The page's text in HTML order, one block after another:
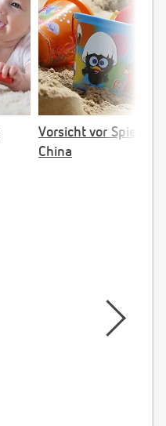
Vorsicht vor
China